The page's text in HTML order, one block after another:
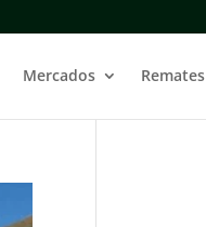
Mercados Remates